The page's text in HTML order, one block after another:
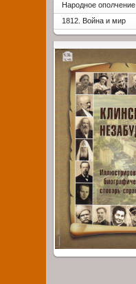
Народное ополчение
1812. Война и мир